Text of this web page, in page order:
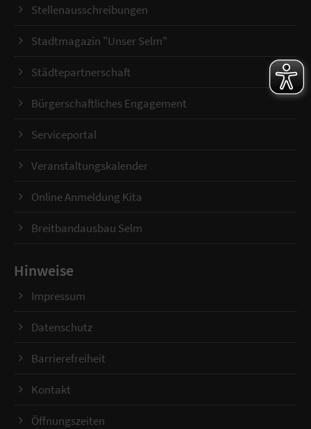
Stellenausschreibungen
Stadtmagazin "Unser Selm"
Städtepartnerschaft
Bürgerschaftliches Engagement
Serviceportal
Veranstaltungskalender
Online Anmeldung Kita
Breitbandausbau Selm
Hinweise
Impressum
Datenschutz
Barrierefreiheit
Kontakt
Öffnungszeiten